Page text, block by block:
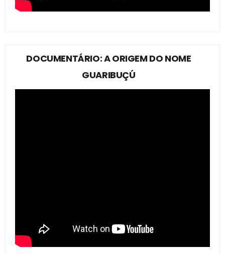
DOCUMENTÁRIO: A ORIGEM DO NOME
GUARIBUÇÚ